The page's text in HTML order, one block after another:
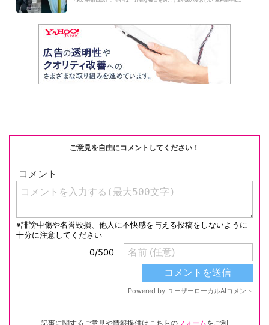
ご意見を自由にコメントしてください！